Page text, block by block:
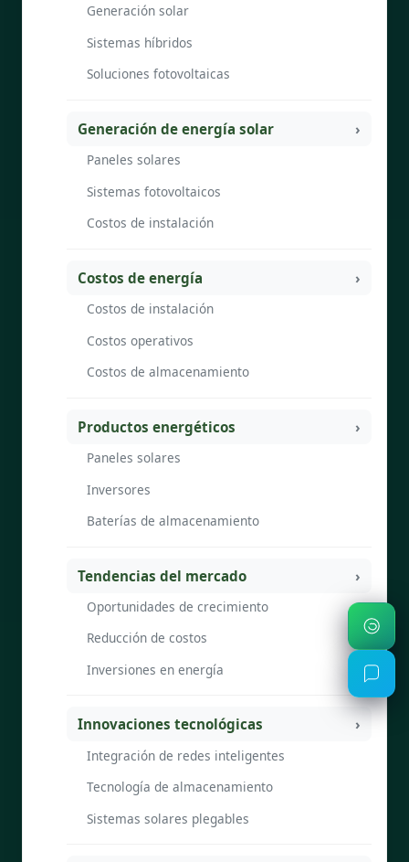
Generación solar
Sistemas híbridos
Soluciones fotovoltaicas
Generación de energía solar
Paneles solares
Sistemas fotovoltaicos
Costos de instalación
Costos de energía
Costos de instalación
Costos operativos
Costos de almacenamiento
Productos energéticos
Paneles solares
Inversores
Baterías de almacenamiento
Tendencias del mercado
Oportunidades de crecimiento
Reducción de costos
Inversiones en energía
Innovaciones tecnológicas
Integración de redes inteligentes
Tecnología de almacenamiento
Sistemas solares plegables